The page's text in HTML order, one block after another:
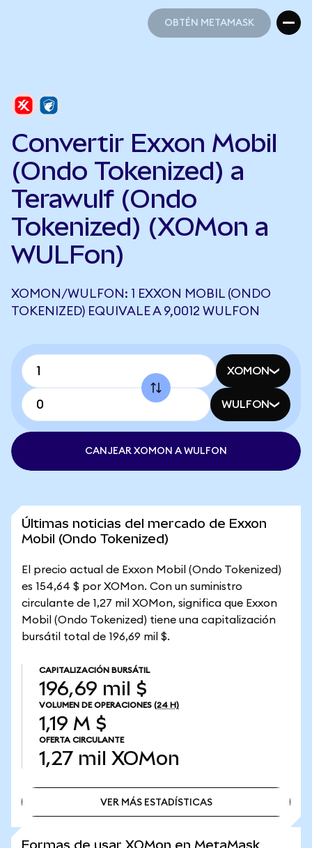
OBTÉN METAMASK
Convertir Exxon Mobil
(Ondo Tokenized) a
Terawulf (Ondo
Tokenized) (XOMon a
WULFon)
XOMON/WULFON: 1 EXXON MOBIL (ONDO
TOKENIZED) EQUIVALE A 9,0012 WULFON
XOMON
WULFON
CANJEAR XOMON A WULFON
Últimas noticias del mercado de Exxon
Mobil (Ondo Tokenized)
El precio actual de Exxon Mobil (Ondo Tokenized)
es 154,64 $ por XOMon. Con un suministro
circulante de 1,27 mil XOMon, significa que Exxon
Mobil (Ondo Tokenized) tiene una capitalización
bursátil total de 196,69 mil $.
CAPITALIZACIÓN BURSÁTIL
196,69 mil $
VOLUMEN DE OPERACIONES (24 H)
1,19 M $
OFERTA CIRCULANTE
1,27 mil XOMon
VER MÁS ESTADÍSTICAS
Formas de usar XOMon en MetaMask